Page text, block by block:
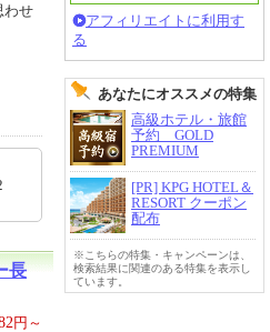
わせ
長
円～
アフィリエイトに利用す
る
あなたにオススメの特集
高級ホテル・旅館
予約 GOLD
PREMIUM
[PR] KPG HOTEL＆
RESORT クーポン
配布
※こちらの特集・キャンペーンは、
検索結果に関連のある特集を表示し
ています。